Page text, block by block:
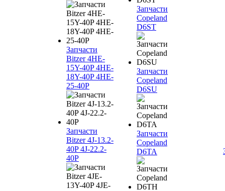
Запчасти
Bitzer 4HE-
15Y-40P 4HE-
18Y-40P 4HE-
25-40P
Запчасти
Bitzer 4J‐13.2-
40P 4J‐22.2-
40P
Запчасти
Copeland
D6ST
Запчасти
Copeland
D6SU
Запчасти
Copeland
D6TA